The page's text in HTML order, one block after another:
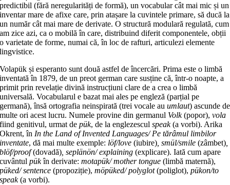
predictibil (fără neregularități de formă), un vocabular cât mai mic și un
inventar mare de afixe care, prin atașare la cuvintele primare, să ducă la
un număr cât mai mare de derivate. O structură modulară regulată, cum
am zice azi, ca o mobilă în care, distribuind diferit componentele, obții
o varietate de forme, numai că, în loc de rafturi, articulezi elemente
lingvistice.
Volapük și esperanto sunt două astfel de încercări. Prima este o limbă
inventată în 1879, de un preot german care susține că, într-o noapte, a
primit prin revelație divină instrucțiuni clare de a crea o limbă
universală. Vocabularul e bazat mai ales pe engleză (parțial pe
germană), însă ortografia neinspirată (trei vocale auumlaut) ascunde de
multe ori acest lucru. Numele provine din germanul Volk(popor),vola
fiind genitivul, urmat depük, de la englezesculspeak(a vorbi). Arika
Okrent, înIn the Land of Invented Languages/ Pe tărâmul limbilor
inventate, dă mai multe exemple: löf/love(iubire), smül/smile (zâmbet),
blöf/proof(dovadă), seplänön/ explaining (explicare). Iată cum apare
cuvântulpükîn derivate:motapük/ mother tongue(limbă maternă),
püked/ sentence (propoziție), möpüked/ polyglot(poliglot),pükon/to
speak(a vorbi).